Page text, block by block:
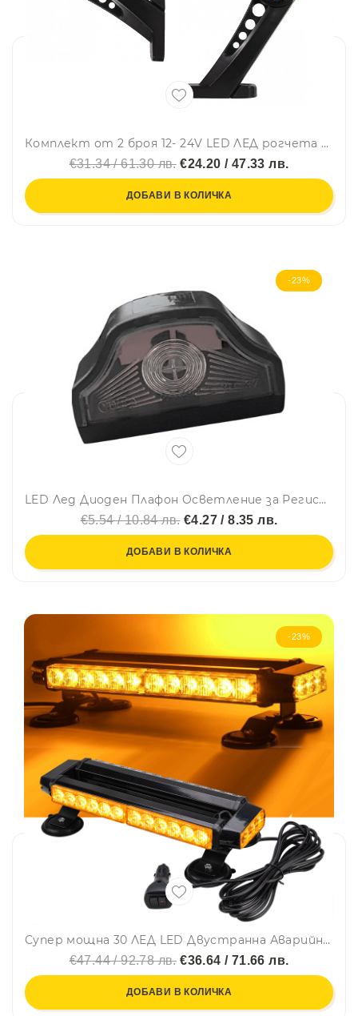
Комплект от 2 броя 12- 24V LED ЛЕД рогчета странични габаритни светлини въртящи се за камион ремарке платформа каравана и др. бяло-червено
€31.34 / 61.30 лв.€24.20 / 47.33 лв.
ДОБАВИ В КОЛИЧКА
-23%
LED Лед Диоден Плафон Oсветление за Регистрационен Номер ,24V, За Ремарке, Бус, Каравана, Платформа, Черен
€5.54 / 10.84 лв.€4.27 / 8.35 лв.
ДОБАВИ В КОЛИЧКА
-23%
Супер мощна 30 ЛЕД LED Двустранна Аварийна Сигнална Лампа Блиц Маяк с Магнити Магнит За Пътна Помощ Платформа Снегорин 12-24V със 7 режима на работа Ж
€47.44 / 92.78 лв.€36.64 / 71.66 лв.
ДОБАВИ В КОЛИЧКА